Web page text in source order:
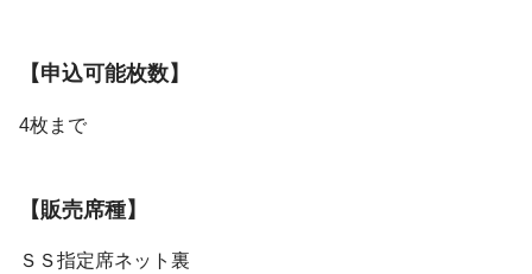
【申込可能枚数】
4枚まで
【販売席種】
ＳＳ指定席ネット裏